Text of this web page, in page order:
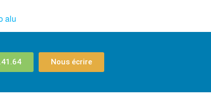
alu
Nous écrire